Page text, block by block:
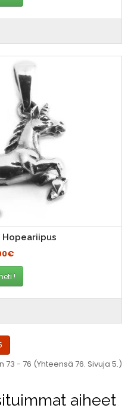
Hopeariipus
!
73 - 76 (Yhteensä 76. Sivuja 5.)
aiheet